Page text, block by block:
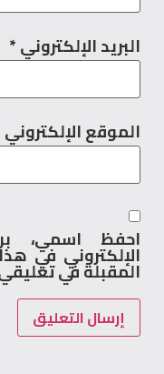
البريد الإلكتروني*
الموقع الإلكتروني
احفظ اسمي،
الإلكتروني في
المقبلة في تعليقي.